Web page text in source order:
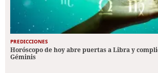
PREDICCIONES
Horóscopo de hoy abre puertas a Libra y
Géminis